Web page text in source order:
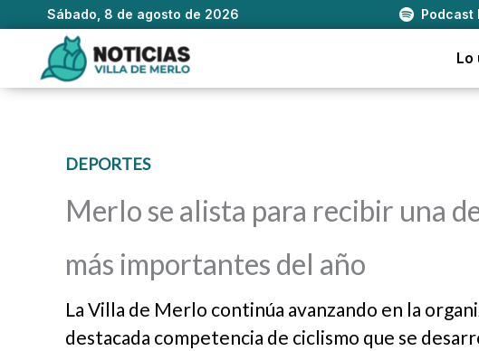
Sábado, 8 de agosto de 2026 Podcast
contenido
Lo
DEPORTES
Merlo se alista para recibir una
más importantes del año
La Villa de Merlo continúa avanzando en la
destacada competencia de ciclismo que se